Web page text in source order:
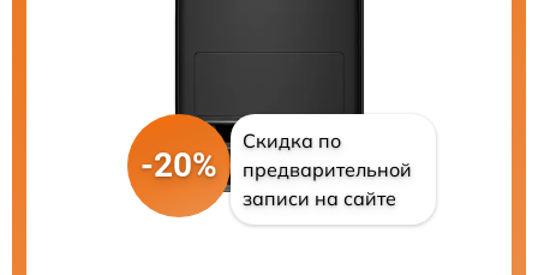
-20%
Скидка по
предварительной
записи на сайте